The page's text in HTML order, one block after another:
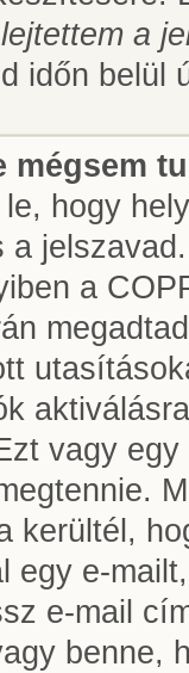
a
időn belül
mégsem
hogy
a
a
vagy
kerültél,
egy e-
e-mail
benne,